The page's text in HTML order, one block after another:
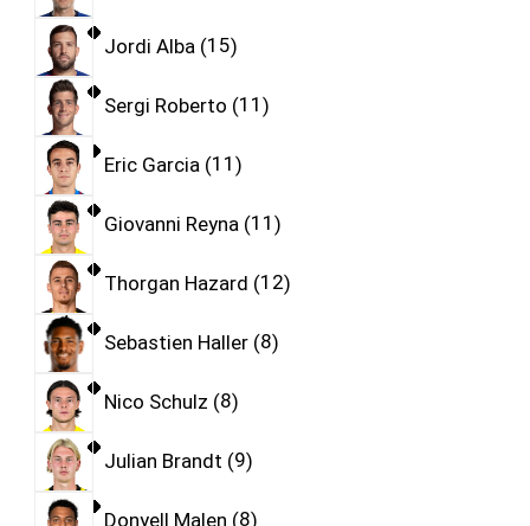
Jordi Alba 15
Sergi Roberto 11
Eric Garcia 11
Giovanni Reyna 11
Thorgan Hazard 12
Sebastien Haller 8
Nico Schulz 8
Julian Brandt 9
Donyell Malen 8